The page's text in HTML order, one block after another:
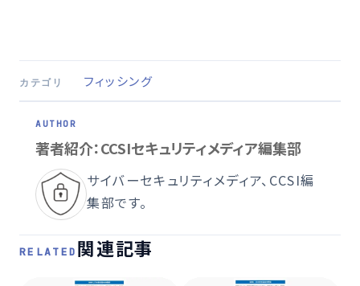
カテゴリ フィッシング
著者紹介：CCSIセキュリティメディア編集部
サイバーセキュリティメディア、CCSI編
集部です。
RELATED 関連記事